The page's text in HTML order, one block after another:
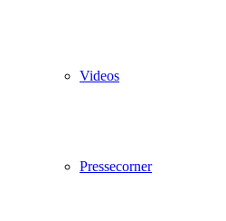
Videos
Pressecorner